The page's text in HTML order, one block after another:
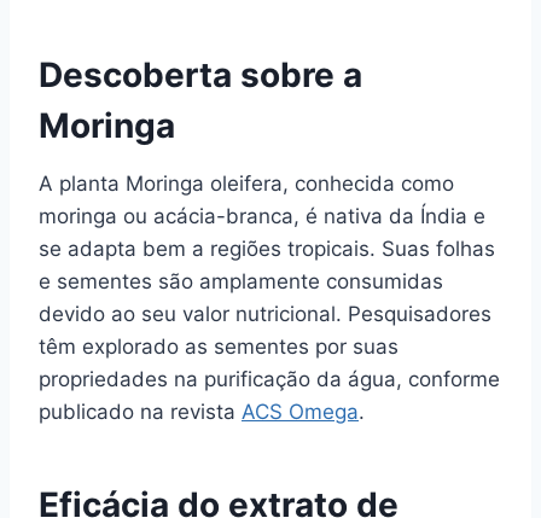
Descoberta sobre a
Moringa
A planta Moringa oleifera, conhecida como
moringa ou acácia-branca, é nativa da Índia e
se adapta bem a regiões tropicais. Suas folhas
e sementes são amplamente consumidas
devido ao seu valor nutricional. Pesquisadores
têm explorado as sementes por suas
propriedades na purificação da água, conforme
publicado na revista ACS Omega.
Eficácia do extrato de